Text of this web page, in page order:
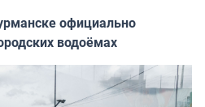
официально
водоёмах